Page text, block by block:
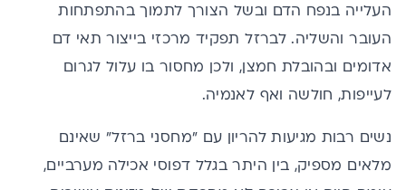
העלייה בנפח הדם ובשל הצורך לתמוך בהתפתחות
העובר והשליה. לברזל תפקיד מרכזי בייצור תאי דם
אדומים ובהובלת חמצן, ולכן מחסור בו עלול לגרום
לעייפות, חולשה ואף לאנמיה.
נשים רבות מגיעות להריון עם "מחסני ברזל" שאינם
מלאים מספיק, בין היתר בגלל דפוסי אכילה מערביים,